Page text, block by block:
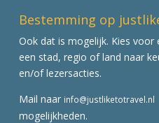
Bestemming op
Ook dat is mogelijk. Kies
een stad, regio of land naar
en/of lezersacties.
Mail naar info@justliketotravel.nl
mogelijkheden.